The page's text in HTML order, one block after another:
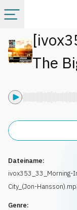
Kategorien
Labels
[
The
Dateiname:
ivox353_33_Morning-
City_(Jon-
Genre: